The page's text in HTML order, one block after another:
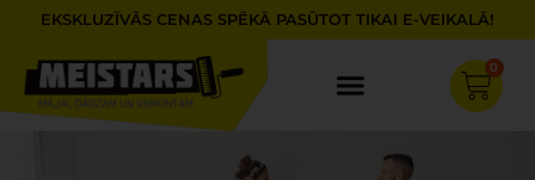
content
EKSKLUZĪVĀS CENAS SPĒKĀ PASŪTOT TIKAI E-VEIKALĀ!
0
Cart